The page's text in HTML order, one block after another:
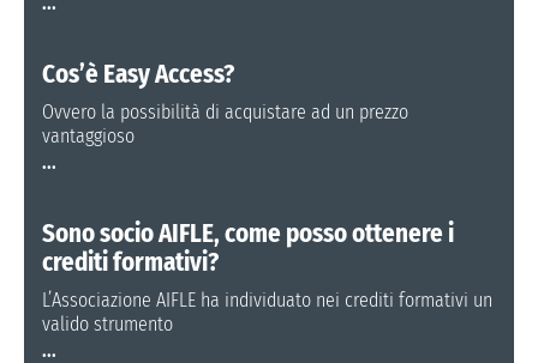
Cos’è Easy Access?
Ovvero la possibilità di acquistare ad un prezzo
vantaggioso
...
Sono socio AIFLE, come posso ottenere i
crediti formativi?
L’Associazione AIFLE ha individuato nei crediti formativi un
valido strumento
...